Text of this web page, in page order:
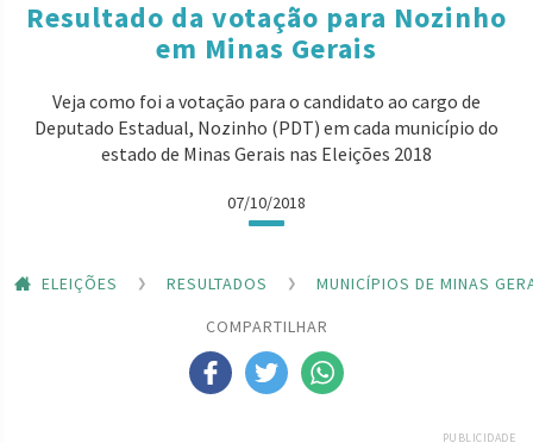
Resultado da votação para Nozinho
em Minas Gerais
Veja como foi a votação para o candidato ao cargo de
Deputado Estadual, Nozinho (PDT) em cada município do
estado de Minas Gerais nas Eleições 2018
07/10/2018
ELEIÇÕES RESULTADOS
MUNICÍPIOS DE MINAS
COMPARTILHAR
PUBLICIDADE